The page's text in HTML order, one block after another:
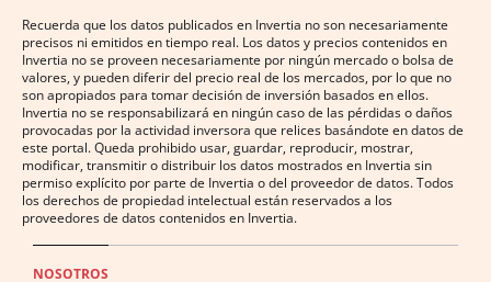
Recuerda que los datos publicados en Invertia no son necesariamente
precisos ni emitidos en tiempo real. Los datos y precios contenidos en
Invertia no se proveen necesariamente por ningún mercado o bolsa de
valores, y pueden diferir del precio real de los mercados, por lo que no
son apropiados para tomar decisión de inversión basados en ellos.
Invertia no se responsabilizará en ningún caso de las pérdidas o daños
provocadas por la actividad inversora que relices basándote en datos de
este portal. Queda prohibido usar, guardar, reproducir, mostrar,
modificar, transmitir o distribuir los datos mostrados en Invertia sin
permiso explícito por parte de Invertia o del proveedor de datos. Todos
los derechos de propiedad intelectual están reservados a los
proveedores de datos contenidos en Invertia.
NOSOTROS